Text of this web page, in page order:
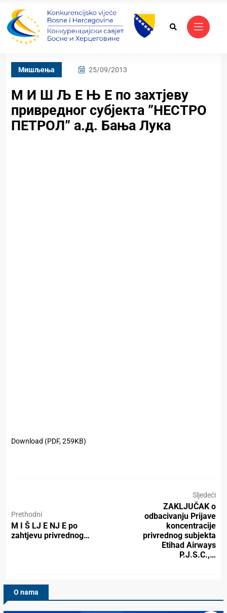
Mишљења 25/09/2013
М И Ш Љ Е Њ Е по захтјеву
привредног субјекта ”НЕСТРО
ПЕТРОЛ” а.д. Бања Лука
Download (PDF, 259KB)
Prethodni
M I Š LJ E NJ E po
zahtjevu privrednog…
Sljedeći
ZAKLJUČAK o
odbacivanju Prijave
koncentracije
privrednog subjekta
Etihad Airways
P.J.S.C.,…
O nama